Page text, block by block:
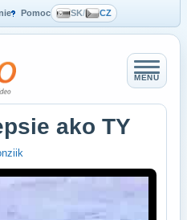
Pomoc SK/ CZ
MENU
ako TY